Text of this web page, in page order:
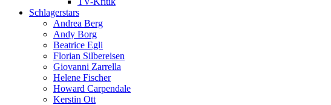
Schlagerstars
Andrea Berg
Andy Borg
Beatrice Egli
Florian Silbereisen
Giovanni Zarrella
Helene Fischer
Howard Carpendale
Kerstin Ott